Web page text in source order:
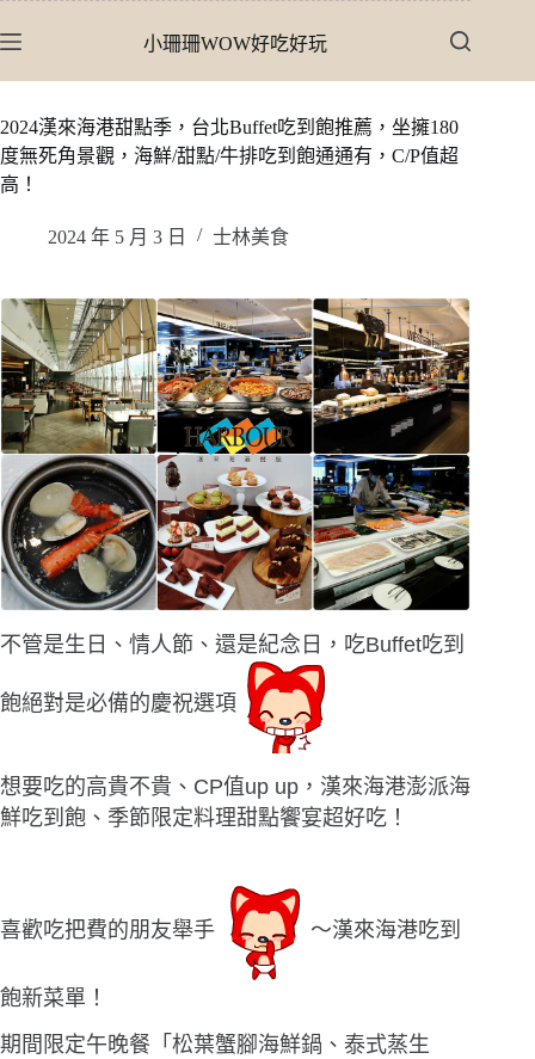
至
內
容
小珊珊WOW好吃好玩
2024漢來海港甜點季，台北Buffet吃到飽推薦，坐擁180
度無死角景觀，海鮮/甜點/牛排吃到飽通通有，C/P值超
高！
2024 年 5 月 3 日 士林美食
不管是生日、情人節、還是紀念日，吃Buffet吃到
飽絕對是必備的慶祝選項
想要吃的高貴不貴、CP值up up，漢來海港澎派海
鮮吃到飽、季節限定料理甜點饗宴超好吃！
喜歡吃把費的朋友舉手 〜漢來海港吃到
飽新菜單！
期間限定午晚餐「松葉蟹腳海鮮鍋、泰式蒸生